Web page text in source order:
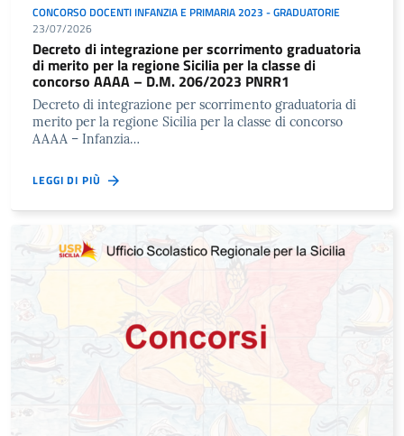
CONCORSO DOCENTI INFANZIA E PRIMARIA 2023 - GRADUATORIE
23/07/2026
Decreto di integrazione per scorrimento graduatoria
di merito per la regione Sicilia per la classe di
concorso AAAA – D.M. 206/2023 PNRR1
Decreto di integrazione per scorrimento graduatoria di
merito per la regione Sicilia per la classe di concorso
AAAA – Infanzia…
LEGGI DI PIÙ